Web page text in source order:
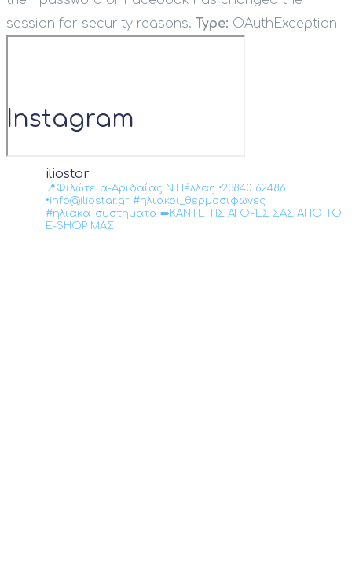
session for security reasons. Type: OAuthException
Instagram
iliostar
📍Φιλώτεια-Αριδαίας Ν.Πέλλας •23840 62486
•info@iliostar.gr #ηλιακοι_θερμοσιφωνες
#ηλιακα_συστηματα ➡️ΚΑΝΤΕ ΤΙΣ ΑΓΟΡΕΣ ΣΑΣ ΑΠΟ ΤΟ
E-SHOP ΜΑΣ